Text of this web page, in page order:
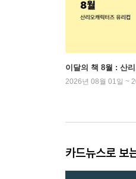
이달의 책 8월 : 산
2026년 08월 01일 ~
카드뉴스로 보